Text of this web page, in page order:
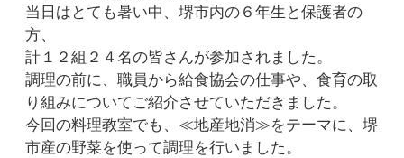
当日はとても暑い中、堺市内の６年生と保護者の
方、
計１２組２４名の皆さんが参加されました。
調理の前に、職員から給食協会の仕事や、食育の取
り組みについてご紹介させていただきました。
今回の料理教室でも、≪地産地消≫をテーマに、堺
市産の野菜を使って調理を行いました。